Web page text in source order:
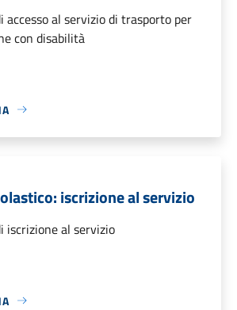
accesso al servizio di trasporto per
con disabilità
iscrizione al servizio
iscrizione al servizio